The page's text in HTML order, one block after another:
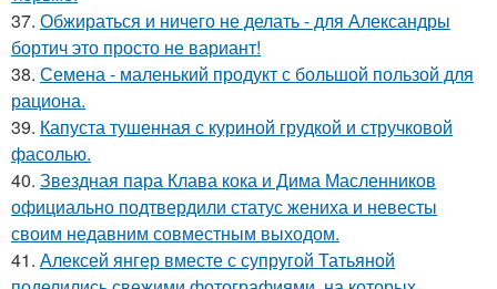
37. Обжираться и ничего не делать - для Александры
бортич это просто не вариант!
38. Семена - маленький продукт с большой пользой для
рациона.
39. Капуста тушенная с куриной грудкой и стручковой
фасолью.
40. Звездная пара Клава кока и Дима Масленников
официально подтвердили статус жениха и невесты
своим недавним совместным выходом.
41. Алексей янгер вместе с супругой Татьяной